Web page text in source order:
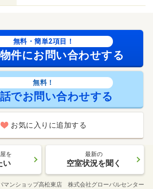
無料・簡単2項目！
件にお問い合わせする
無料！
でお問い合わせする
お気に入りに追加する
を
い
最新の
空室状況を聞く
マンショップ高松東店 株式会社グローバルセンター